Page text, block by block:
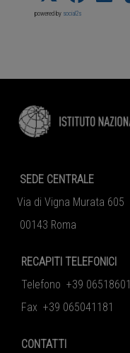
powered by social2s
SEDE CENTRALE
Via di Vigna Murata 605
00143 Roma
RECAPITI TELEFONICI
Telefono +39 06518601
Fax +39 065041181
CONTATTI